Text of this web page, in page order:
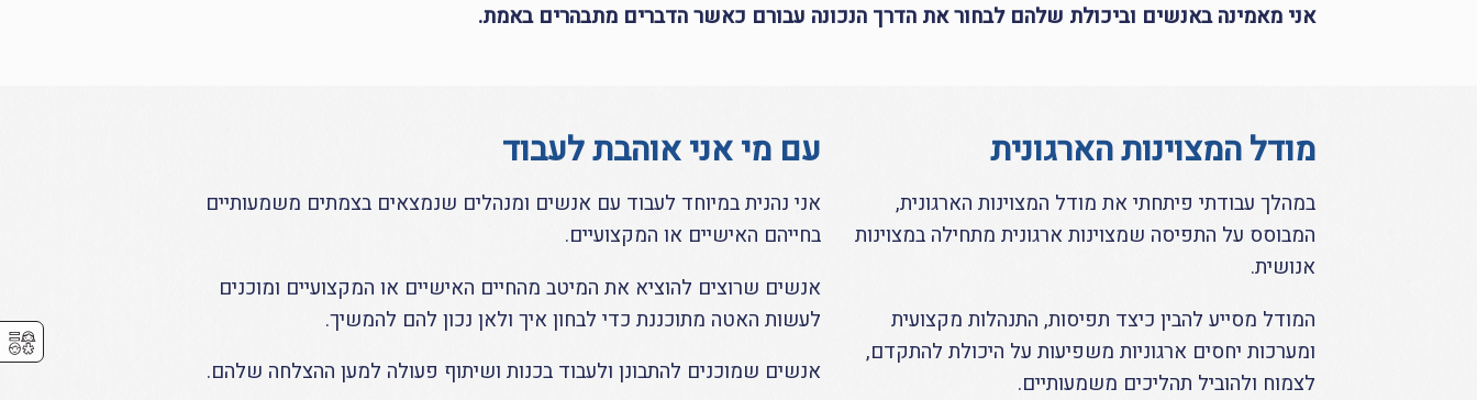
אני מאמינה באנשים וביכולת שלהם לבחור את הדרך הנכונה עבורם כאשר הדברים מתבהרים באמת.
מודל המצוינות הארגונית
במהלך עבודתי פיתחתי את מודל המצוינות הארגונית,
המבוסס על התפיסה שמצוינות ארגונית מתחילה במצוינות
אנושית.
המודל מסייע להבין כיצד תפיסות, התנהלות מקצועית
ומערכות יחסים ארגוניות משפיעות על היכולת להתקדם,
לצמוח ולהוביל תהליכים משמעותיים.
עם מי אני אוהבת לעבוד
אני נהנית במיוחד לעבוד עם אנשים ומנהלים שנמצאים בצמתים משמעותיים
בחייהם האישיים או המקצועיים.
אנשים שרוצים להוציא את המיטב מהחיים האישיים או המקצועיים ומוכנים
לעשות האטה מתוכננת כדי לבחון איך ולאן נכון להם להמשיך.
אנשים שמוכנים להתבונן ולעבוד בכנות ושיתוף פעולה למען ההצלחה שלהם.
⚥︎